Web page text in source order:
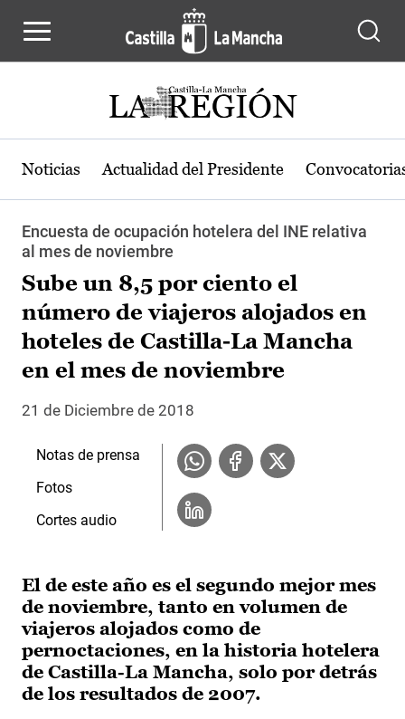
Noticias Actualidad del Presidente
Encuesta de ocupación hotelera del INE relativa
al mes de noviembre
Sube un 8,5 por ciento el
número de viajeros alojados en
hoteles de Castilla-La Mancha
en el mes de noviembre
21 de Diciembre de 2018
El de este año es el segundo mejor mes
de noviembre, tanto en volumen de
viajeros alojados como de
pernoctaciones, en la historia hotelera
de Castilla-La Mancha, solo por detrás
de los resultados de 2007.
Notas de prensa
Fotos
Cortes audio